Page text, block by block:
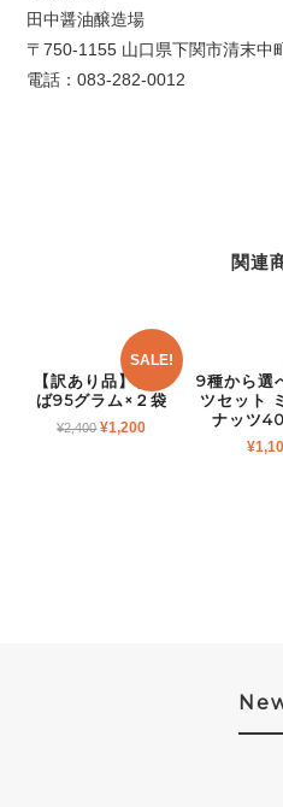
田中醤油醸造場
〒750-1155 山口県下関市清末中
電話：083-282-0012
関連
SALE!
【訳あり品】梅し
ば95グラム×２袋
¥2,400 ¥1,200
9種から選
ツセット
ナッツ
¥